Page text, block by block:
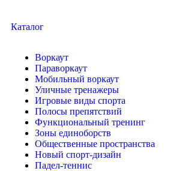
Каталог
Воркаут
Параворкаут
Мобильный воркаут
Уличные тренажеры
Игровые виды спорта
Полосы препятствий
Функциональный тренинг
Зоны единоборств
Общественные пространства
Новый спорт-дизайн
Падел-теннис